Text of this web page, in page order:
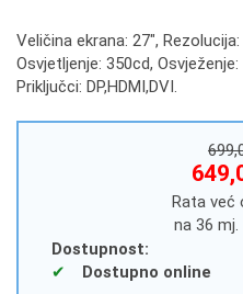
Veličina ekrana: 27",
Osvjetljenje: 350cd,
Priključci: DP,HDMI,DVI.
Rata već
na 36 mj.
Dostupnost:
Dostupno online